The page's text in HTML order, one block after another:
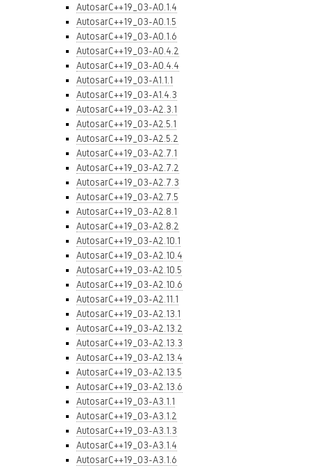
AutosarC++19_03-A0.1.4
AutosarC++19_03-A0.1.5
AutosarC++19_03-A0.1.6
AutosarC++19_03-A0.4.2
AutosarC++19_03-A0.4.4
AutosarC++19_03-A1.1.1
AutosarC++19_03-A1.4.3
AutosarC++19_03-A2.3.1
AutosarC++19_03-A2.5.1
AutosarC++19_03-A2.5.2
AutosarC++19_03-A2.7.1
AutosarC++19_03-A2.7.2
AutosarC++19_03-A2.7.3
AutosarC++19_03-A2.7.5
AutosarC++19_03-A2.8.1
AutosarC++19_03-A2.8.2
AutosarC++19_03-A2.10.1
AutosarC++19_03-A2.10.4
AutosarC++19_03-A2.10.5
AutosarC++19_03-A2.10.6
AutosarC++19_03-A2.11.1
AutosarC++19_03-A2.13.1
AutosarC++19_03-A2.13.2
AutosarC++19_03-A2.13.3
AutosarC++19_03-A2.13.4
AutosarC++19_03-A2.13.5
AutosarC++19_03-A2.13.6
AutosarC++19_03-A3.1.1
AutosarC++19_03-A3.1.2
AutosarC++19_03-A3.1.3
AutosarC++19_03-A3.1.4
AutosarC++19_03-A3.1.6